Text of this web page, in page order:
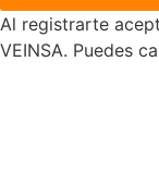
Al registrarte
VEINSA. Puedes